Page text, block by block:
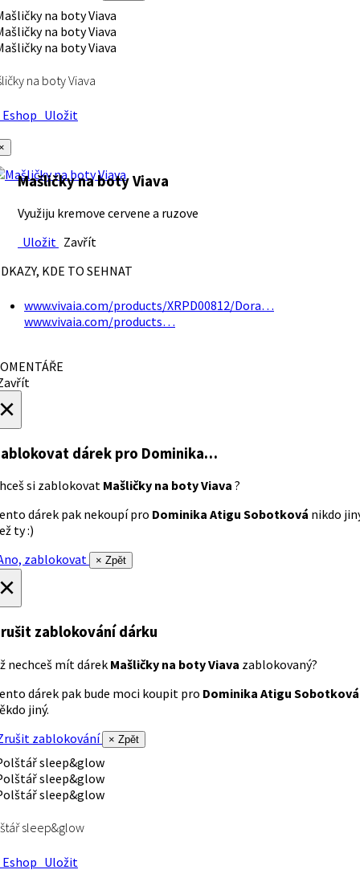
na boty Viava
Uložit
Mašličky na boty Viava
Využiju kremove cervene a ruzove
Uložit Zavřít
KDE TO SEHNAT
www.vivaia.com/products/XRPD00812/Dora…
www.vivaia.com/products…
dárek pro Dominika…
si zablokovat Mašličky na boty Viava ?
dárek pak nekoupí pro Dominika Atigu Sobotková nikdo
ty :)
zablokovat
× Zpět
zablokování dárku
nechceš mít dárek Mašličky na boty Viava zablokovaný?
dárek pak bude moci koupit pro Dominika Atigu Sobotková
jiný.
zablokování
× Zpět
sleep&glow
Uložit